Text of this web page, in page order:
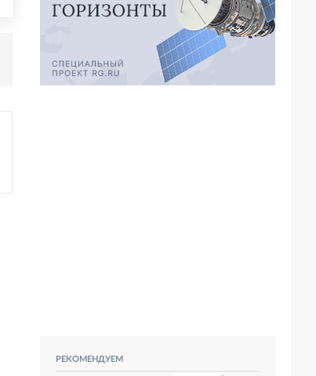
РЕКОМЕНДУЕМ